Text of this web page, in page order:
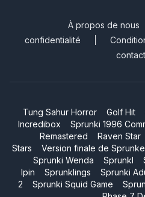
À propos de nous
confidentialité
Tung Sahur Horror Golf Hit
Incredibox
Sprunki 1996
Remastered
Raven Star
Stars
Version finale de
Sprunki Wenda
Sprunkl
Ipin
Sprunklings Sprunki
2
Sprunki Squid Game